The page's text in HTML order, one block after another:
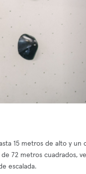
15 metros de alto y un
72 metros cuadrados,
escalada.